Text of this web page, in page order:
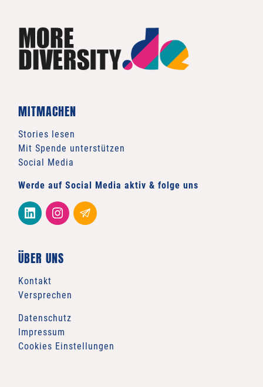
MITMACHEN
Stories lesen
Mit Spende unterstützen
Social Media
Werde auf Social Media aktiv & folge uns
ÜBER UNS
Kontakt
Versprechen
Datenschutz
Impressum
Cookies Einstellungen